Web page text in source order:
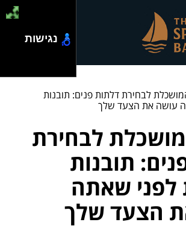
לבחירת דלתות פנים: תובנות
עושה את הצעד שלך
לבחירת
תובנות
לפני שאתה
הצעד שלך
נגישות